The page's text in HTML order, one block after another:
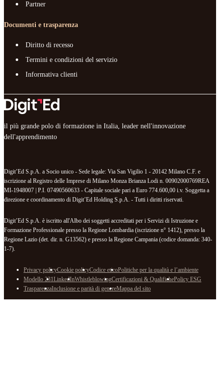
Partner
Documenti e trasparenza
Diritto di recesso
Termini e condizioni del servizio
Informativa clienti
il più grande polo di formazione in Italia, leader nell'innovazione
dell'apprendimento
Digit’Ed S.p.A. a Socio unico - Sede legale: Via San Vigilio 1 - 20142 Milano C.F. e
iscrizione al Registro delle Imprese di Milano Monza Brianza Lodi n. 00902000769REA
MI-1948007 | P.I. 07490560633 - Capitale sociale pari a Euro 774.600,00 i.v. Soggetta a
direzione e coordinamento di Digit’Ed Holding S.p.A. - Tutti i diritti riservati.
Digit’Ed S.p.A. è iscritto all'Albo dei soggetti accreditati per i Servizi di Istruzione e
Formazione Professionale presso la Regione Lombardia (iscrizione n° 1412), presso la
Regione Lazio (det. dir. n. G13562) e presso la Regione Campania (codice domanda: 340-
1-7).
Privacy policyCookie policyCodice eticoPolitiche per la qualità e l’ambiente
Modello 231LinkedInWhistleblowingCertificazioni & QualifichePolicy ESG
TrasparenzaInclusione e parità di genereMappa del sito